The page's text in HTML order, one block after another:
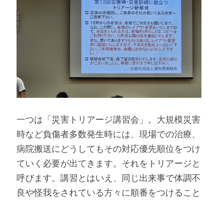
一つは「災害トリアージ講習会」。大規模災害
時など負傷者多数発生時には、現場での治療、
病院搬送にどうしてもその対応優先順位をつけ
ていく必要が出てきます。それをトリアージと
呼びます。講習とはいえ、同じ出来事で体調不
良や怪我をされている方々に順番をつけること